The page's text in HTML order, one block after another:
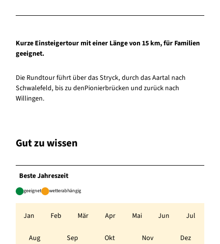
Kurze Einsteigertour mit einer Länge von 15 km, für Familien
geeignet.
Die Rundtour führt über das Stryck, durch das Aartal nach
Schwalefeld, bis zu denPionierbrücken und zurück nach
Willingen.
Gut zu wissen
Beste Jahreszeit
geeignet wetterabhängig
Jan Feb Mär Apr Mai Jun Jul
Aug Sep Okt Nov Dez